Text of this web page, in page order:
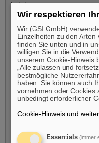
Letzte
Hinweis: Die letzte
älter als 12 Monate sein.
UPLOAD: Falls die aktuell
noch nicht beim
Bescheinigung
Wir respektieren
Wir (GSI GmbH)
Einzelheiten zu den
finden Sie unten und in
willigen Sie in die
unserem Cookie-Hinweis
„Alle zulassen und
bestmögliche
haben. Sie können auch
vornehmen oder Cookies
unbedingt erforderlicher
Cookie-Hinweis und
Essentials (immer